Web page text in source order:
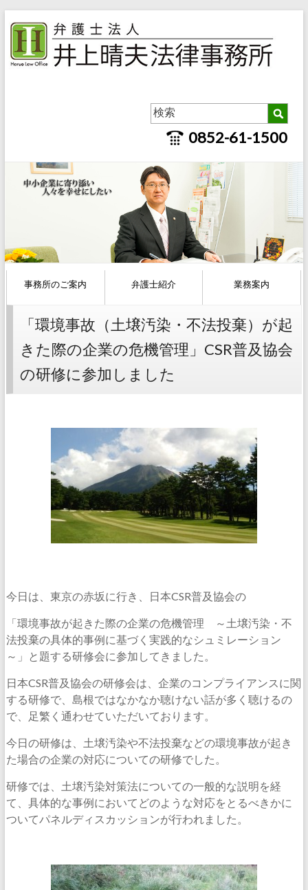
0852-61-1500
事務所のご案内 弁護士紹介 業務案内
「環境事故（土壌汚染・不法投棄）が起
きた際の企業の危機管理」CSR普及協会
の研修に参加しました
今日は、東京の赤坂に行き、日本CSR普及協会の
「環境事故が起きた際の企業の危機管理 ～土壌汚染・不
法投棄の具体的事例に基づく実践的なシュミレーション
～」と題する研修会に参加してきました。
日本CSR普及協会の研修会は、企業のコンプライアンスに関
する研修で、島根ではなかなか聴けない話が多く聴けるの
で、足繁く通わせていただいております。
今日の研修は、土壌汚染や不法投棄などの環境事故が起き
た場合の企業の対応についての研修でした。
研修では、土壌汚染対策法についての一般的な説明を経
て、具体的な事例においてどのような対応をとるべきかに
ついてパネルディスカッションが行われました。